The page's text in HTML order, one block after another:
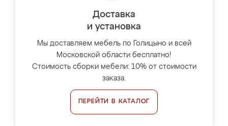
Доставка
и установка
Мы доставляем мебель по Голицыно и всей
Московской области бесплатно!
Стоимость сборки мебели: 10% от стоимости
заказа.
ПЕРЕЙТИ В КАТАЛОГ